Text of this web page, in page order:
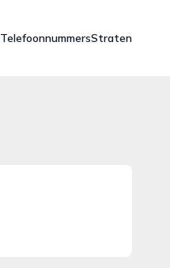
TelefoonnummersStraten